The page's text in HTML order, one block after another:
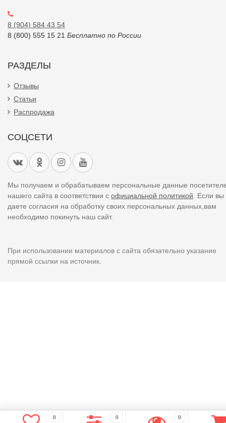
8 (904) 584 43 54
8 (800) 555 15 21 Бесплатно по России
РАЗДЕЛЫ
Отзывы
Статьи
Распродажа
СОЦСЕТИ
Мы получаем и обрабатываем персональные данные
нашего сайта в соответствии с официальной политикой. Если вы
даете согласия на обработку своих персональных данных,вам
необходимо покинуть наш сайт.
При использовании материалов с сайта обязательно указание
прямой ссылки на источник.
0 0 0